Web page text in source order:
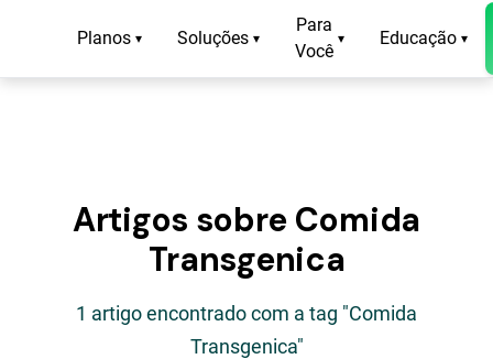
Planos ▾ Soluções ▾
Para
Você
▾ Educação ▾
Artigos sobre Comida
Transgenica
1 artigo encontrado com a tag "Comida
Transgenica"